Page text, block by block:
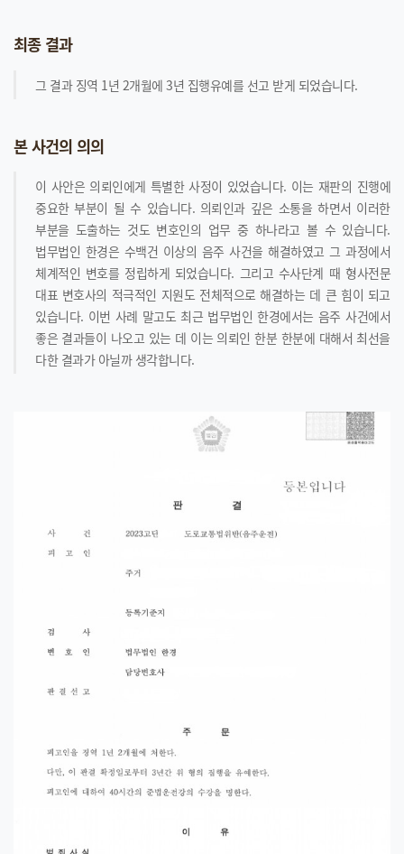
최종 결과
그 결과 징역 1년 2개월에 3년 집행유예를 선고 받게 되었습니다.
본 사건의 의의
이 사안은 의뢰인에게 특별한 사정이 있었습니다. 이는 재판의 진행에
중요한 부분이 될 수 있습니다. 의뢰인과 깊은 소통을 하면서 이러한
부분을 도출하는 것도 변호인의 업무 중 하나라고 볼 수 있습니다.
법무법인 한경은 수백건 이상의 음주 사건을 해결하였고 그 과정에서
체계적인 변호를 정립하게 되었습니다. 그리고 수사단계 때 형사전문
대표 변호사의 적극적인 지원도 전체적으로 해결하는 데 큰 힘이 되고
있습니다. 이번 사례 말고도 최근 법무법인 한경에서는 음주 사건에서
좋은 결과들이 나오고 있는 데 이는 의뢰인 한분 한분에 대해서 최선을
다한 결과가 아닐까 생각합니다.